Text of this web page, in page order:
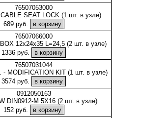
76507053000
SEAT LOCK (1 шт. в узле)
689 руб.
76507066000
12x24x35 L=24,5 (2 шт. в узле)
1336 руб.
76507031044
- MODIFICATION KIT (1 шт. в узле)
3574 руб.
0912050163
DIN0912-M 5X16 (2 шт. в узле)
152 руб.